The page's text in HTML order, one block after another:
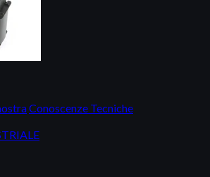
Conoscenze Tecniche